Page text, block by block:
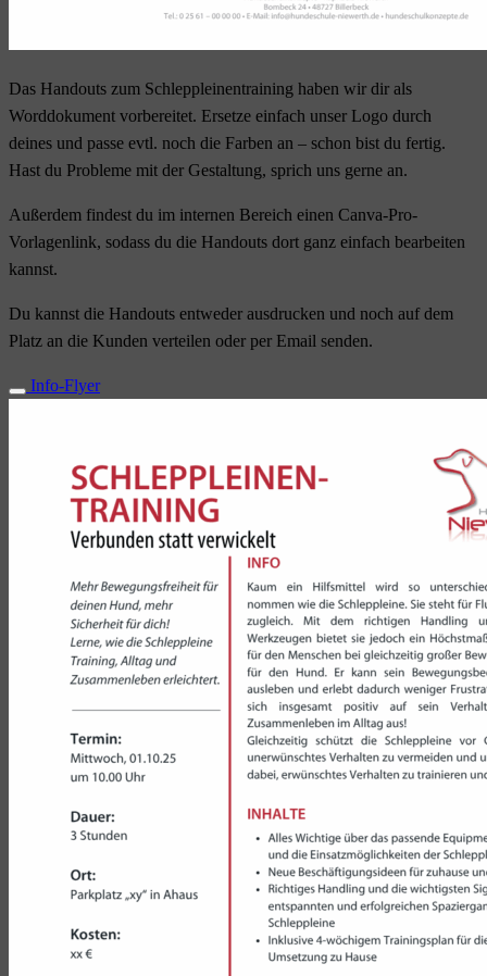
Das Handouts zum Schleppleinentraining haben wir dir als
Worddokument vorbereitet. Ersetze einfach unser Logo durch
deines und passe evtl. noch die Farben an – schon bist du fertig.
Hast du Probleme mit der Gestaltung, sprich uns gerne an.
Außerdem findest du im internen Bereich einen Canva-Pro-
Vorlagenlink, sodass du die Handouts dort ganz einfach bearbeiten
kannst.
Du kannst die Handouts entweder ausdrucken und noch auf dem
Platz an die Kunden verteilen oder per Email senden.
Info-Flyer